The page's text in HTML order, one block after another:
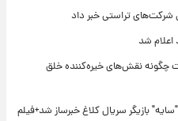
شرکت‌های تراستی خبر داد
اعلام شد
چگونه نقش‌های خیره‌کننده خلق
بازیگر سریال کلاغ خبرساز شد+فیلم